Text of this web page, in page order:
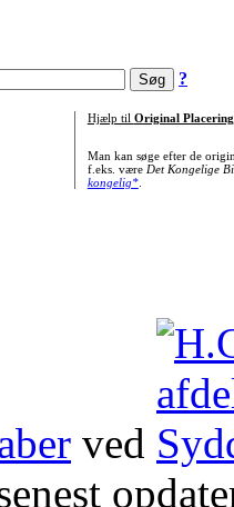
?
Hjælp til Original Placering
Man kan søge efter de
f.eks. være Det Kongelige
kongelig*.
ved